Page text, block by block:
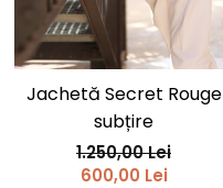
Jachetă Secret Rouge
subțire
1.250,00 Lei
600,00 Lei